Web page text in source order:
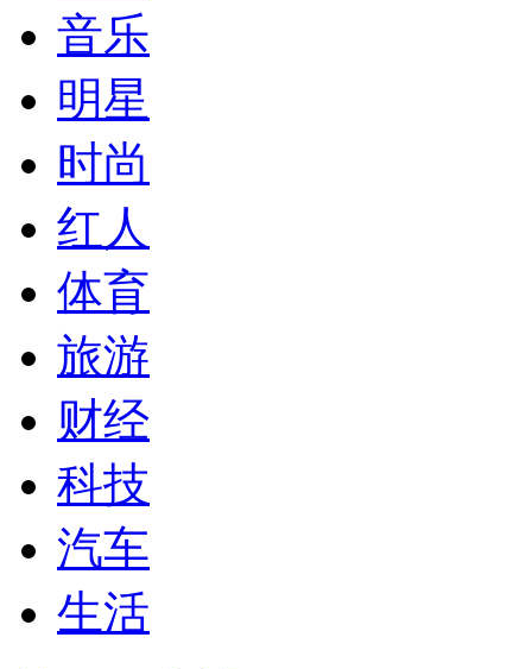
音乐
明星
时尚
红人
体育
旅游
财经
科技
汽车
生活